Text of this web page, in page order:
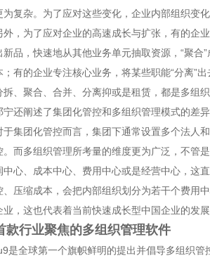
为复杂。为了应对这些变化，企业内部组织变
外，为了应对企业的高速成长与扩张，有的企
新品，快速地从其他业务单元抽取资源，“聚合
；有的企业专注核心业务，将某些职能“分离”
拆、聚合、合并、分离抑或是租赁，都是多组
宁还阐述了集团化管控和多组织管理模式的差
于集团化管控而言，集团下通常设置多个法人
。而多组织管理所考量的维度更为广泛，不管
中心、成本中心、费用中心或是经营中心，这
、压缩成本，会把内部组织划分为若干个费用
业，这也代表着当前快速成长型中国企业的发展
款行业聚焦的多组织管理软件
是全球第一个旗帜鲜明的提出并倡导多组织